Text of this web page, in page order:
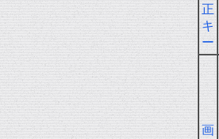
正
キ
ー
画